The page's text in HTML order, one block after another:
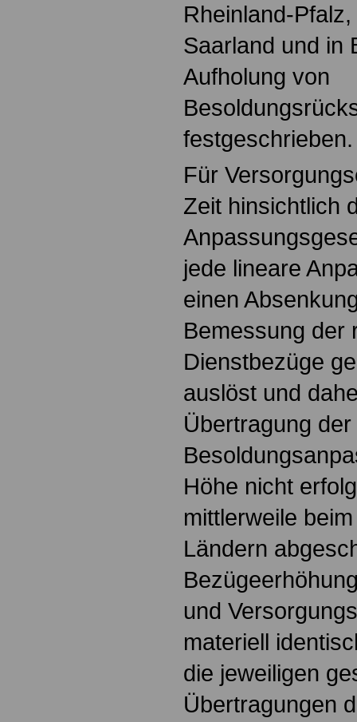
Rheinland-
Saarland und in
Aufholung von
festgeschrieben.
Für
Zeit hinsichtlich
jede lineare
einen
Bemessung der
Dienstbezüge
auslöst und
Übertragung der
Höhe nicht
mittlerweile
Ländern
und
materiell
die jeweiligen
Übertragungen